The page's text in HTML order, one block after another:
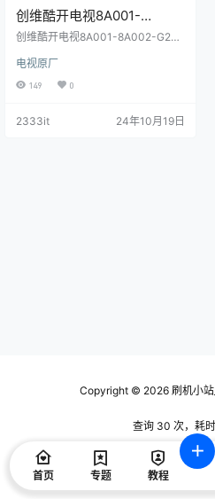
创维酷开电视8A001-
8A002-G22-G22P-G23-
G16-H30-P31-P53-P50P
主程序OTA包和img
刷机包
创维酷开电视8A001-8A002-G22-
-G16-H30-P31-P53-P50P主程序
OTA包和img包-202206原厂程序U
电视原厂
149 0
2333it 24年10月19日
Copyright © 2026刷机小站
查询 30 次，耗
首页 专题 教程